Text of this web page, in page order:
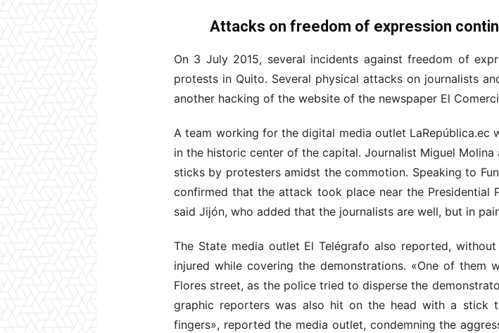
Attacks on freedom of expression
On 3 July 2015, several incidents against freedom of
protests in Quito. Several physical attacks on journalists
another hacking of the website of the newspaper El
A team working for the digital media outlet
in the historic center of the capital. Journalist Miguel
sticks by protesters amidst the commotion. Speaking to
confirmed that the attack took place near the Presidential
said Jijón, who added that the journalists are well, but in
The State media outlet El Telégrafo also reported,
injured while covering the demonstrations. «One of
Flores street, as the police tried to disperse the
graphic reporters was also hit on the head with a stick
fingers», reported the media outlet, condemning the